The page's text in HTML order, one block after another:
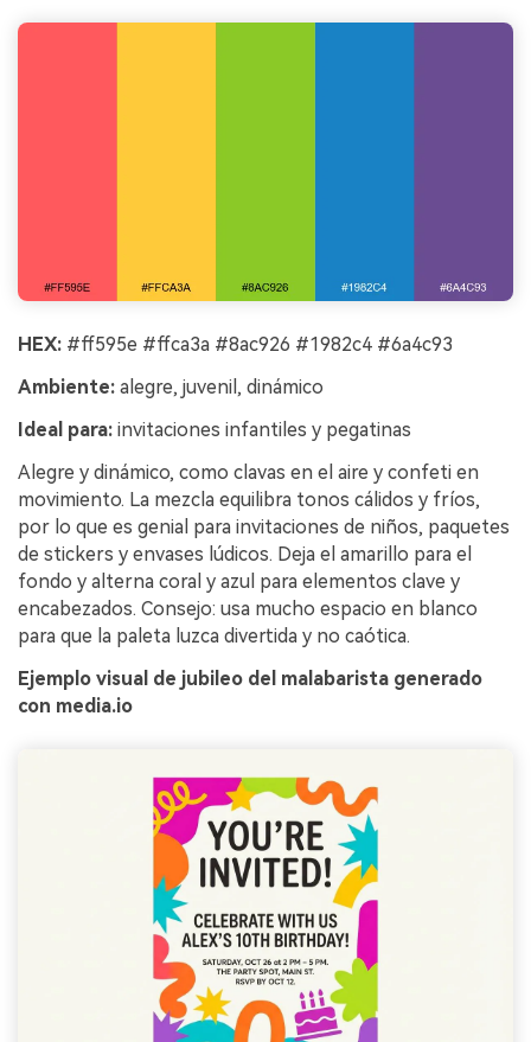
HEX: #ff595e #ffca3a #8ac926 #1982c4 #6a4c93
Ambiente: alegre, juvenil, dinámico
Ideal para: invitaciones infantiles y pegatinas
Alegre y dinámico, como clavas en el aire y confeti en
movimiento. La mezcla equilibra tonos cálidos y fríos,
por lo que es genial para invitaciones de niños, paquetes
de stickers y envases lúdicos. Deja el amarillo para el
fondo y alterna coral y azul para elementos clave y
encabezados. Consejo: usa mucho espacio en blanco
para que la paleta luzca divertida y no caótica.
Ejemplo visual de jubileo del malabarista generado
con media.io